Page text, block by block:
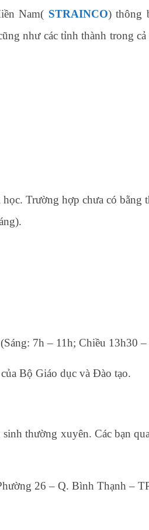
Nam( STRAINCO) thông
như các tỉnh thành trong
Trường hợp chưa có bằng
7h – 11h; Chiều 13h30
Bộ Giáo dục và Đào tạo.
thường xuyên. Các bạn
26 – Q. Bình Thạnh –